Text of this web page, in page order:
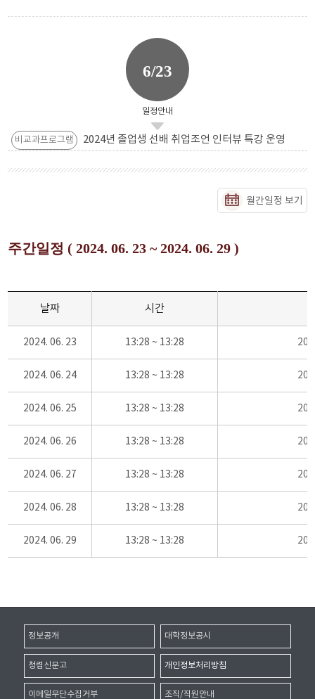
6/23
일정안내
비교과프로그램 2024년 졸업생 선배 취업조언 인터뷰 특강 운영
월간일정 보기
주간일정 ( 2024. 06. 23 ~ 2024. 06. 29 )
날짜 시간
2024. 06. 23 13:28 ~ 13:28
2024. 06. 24 13:28 ~ 13:28
2024. 06. 25 13:28 ~ 13:28
2024. 06. 26 13:28 ~ 13:28
2024. 06. 27 13:28 ~ 13:28
2024. 06. 28 13:28 ~ 13:28
2024. 06. 29 13:28 ~ 13:28
정보공개 대학정보공시
청렴신문고 개인정보처리방침
이메일무단수집거부 조직/직원안내